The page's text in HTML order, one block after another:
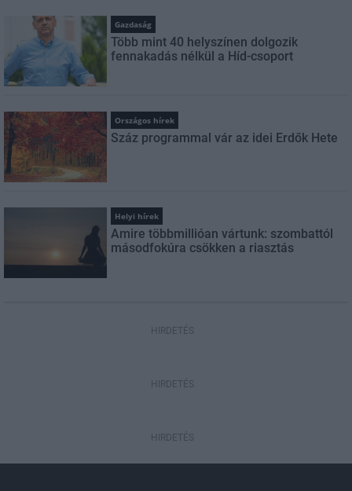
Gazdaság
Több mint 40 helyszínen dolgozik
fennakadás nélkül a Híd-csoport
Országos hírek
Száz programmal vár az idei Erdők Hete
Helyi hírek
Amire többmillióan vártunk: szombattól
másodfokúra csökken a riasztás
HIRDETÉS
HIRDETÉS
HIRDETÉS